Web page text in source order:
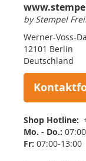
by Stempel
Werner-Voss-
12101 Berlin
Deutschland
Shop Hotline:
Mo. - Do.:
Fr: 07:00-13:00